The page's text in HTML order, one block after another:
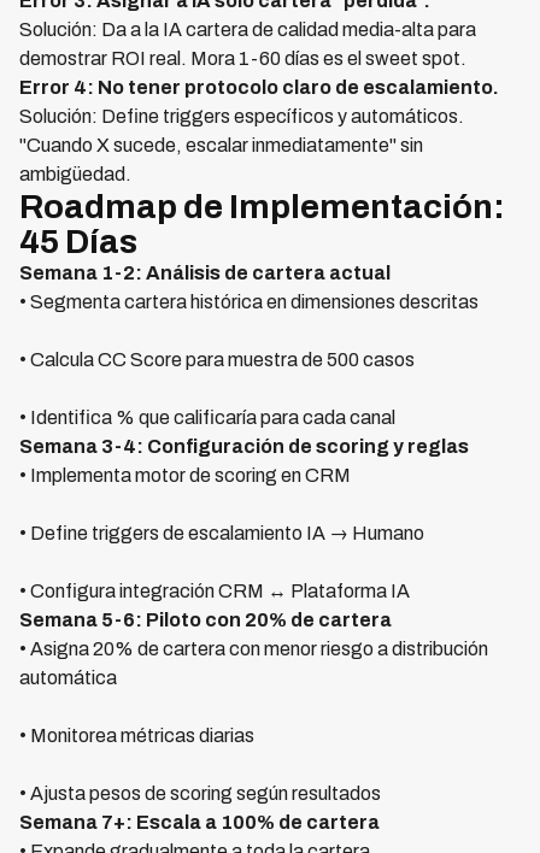
Solución: Da a la IA cartera de calidad media-alta para
demostrar ROI real. Mora 1-60 días es el sweet spot.
Error 4: No tener protocolo claro de escalamiento.
Solución: Define triggers específicos y automáticos.
"Cuando X sucede, escalar inmediatamente" sin
ambigüedad.
Roadmap de Implementación:
45 Días
Semana 1-2: Análisis de cartera actual
• Segmenta cartera histórica en dimensiones descritas
• Calcula CC Score para muestra de 500 casos
• Identifica % que calificaría para cada canal
Semana 3-4: Configuración de scoring y reglas
• Implementa motor de scoring en CRM
• Define triggers de escalamiento IA → Humano
• Configura integración CRM ↔ Plataforma IA
Semana 5-6: Piloto con 20% de cartera
• Asigna 20% de cartera con menor riesgo a distribución
automática
• Monitorea métricas diarias
• Ajusta pesos de scoring según resultados
Semana 7+: Escala a 100% de cartera